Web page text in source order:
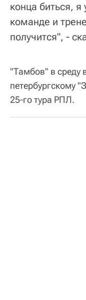
конца биться, я
команде и
получится", -
"Тамбов" в среду
петербургскому
25-го тура РПЛ.